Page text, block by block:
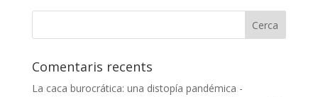
Comentaris recents
La caca burocrática: una distopía pandémica -